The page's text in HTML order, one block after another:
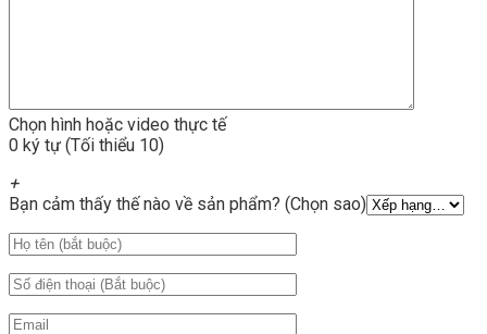
Chọn hình hoặc video thực tế
0 ký tự (Tối thiểu 10)
+
Bạn cảm thấy thế nào về sản phẩm? (Chọn sao)